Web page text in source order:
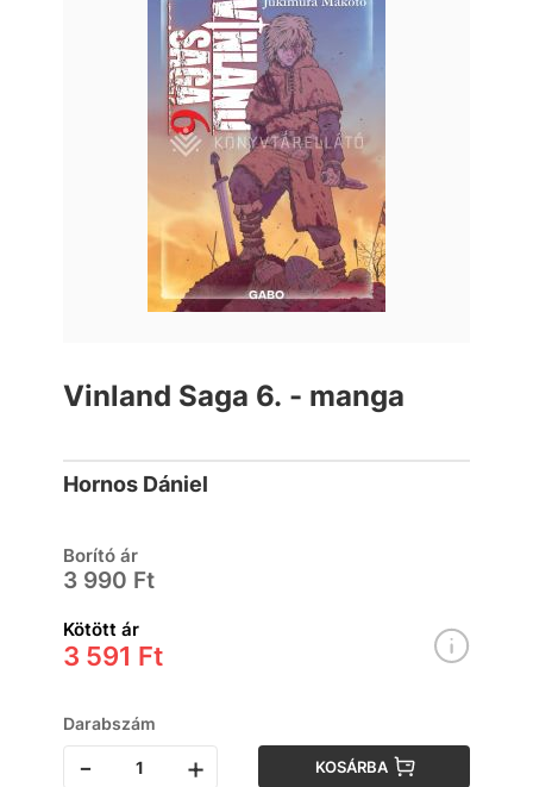
Vinland Saga 6. - manga
Hornos Dániel
Borító ár
3 990 Ft
Kötött ár
3 591 Ft
Darabszám
- + KOSÁRBA